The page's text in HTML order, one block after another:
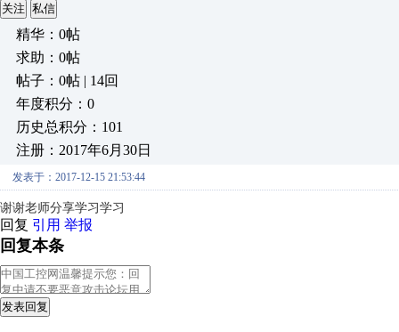
关注 私信
精华：0帖
求助：0帖
帖子：0帖 | 14回
年度积分：0
历史总积分：101
注册：2017年6月30日
发表于：2017-12-15 21:53:44
谢谢老师分享学习学习
回复 引用 举报
回复本条
发表回复